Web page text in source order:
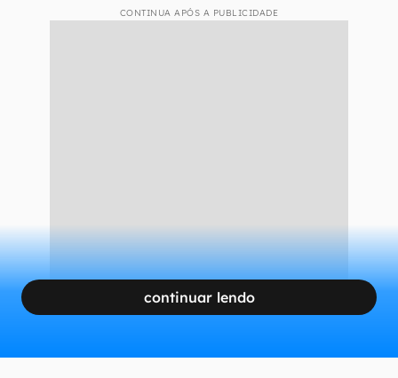
CONTINUA APÓS A PUBLICIDADE
continuar lendo